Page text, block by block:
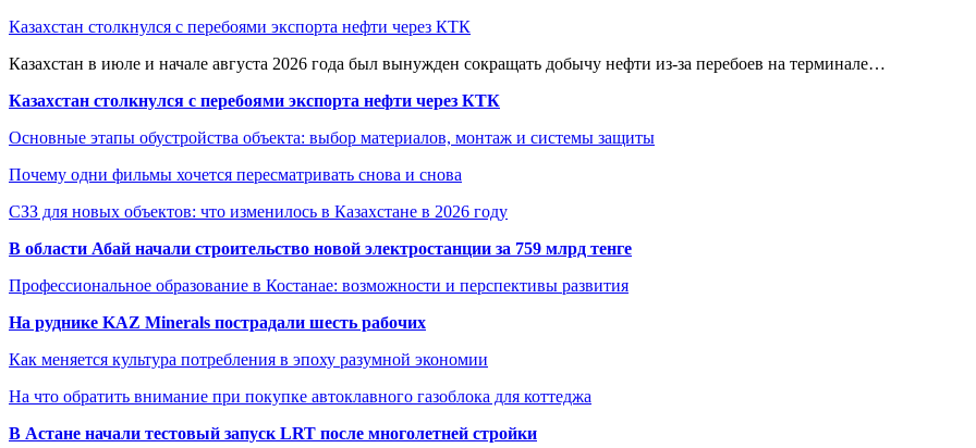
Казахстан столкнулся с перебоями экспорта нефти через КТК
Казахстан в июле и начале августа 2026 года был вынужден сокращать добычу нефти из-за перебоев на терминале…
Казахстан столкнулся с перебоями экспорта нефти через КТК
Основные этапы обустройства объекта: выбор материалов, монтаж и системы защиты
Почему одни фильмы хочется пересматривать снова и снова
СЗЗ для новых объектов: что изменилось в Казахстане в 2026 году
В области Абай начали строительство новой электростанции за 759 млрд тенге
Профессиональное образование в Костанае: возможности и перспективы развития
На руднике KAZ Minerals пострадали шесть рабочих
Как меняется культура потребления в эпоху разумной экономии
На что обратить внимание при покупке автоклавного газоблока для коттеджа
В Астане начали тестовый запуск LRT после многолетней стройки